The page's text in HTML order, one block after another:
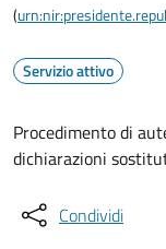
(
Servizio attivo
Procedimento di
dichiarazioni
Condividi